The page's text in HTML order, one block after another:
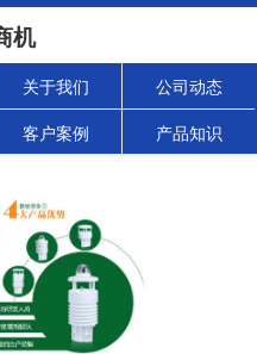
机
关于我们 公司动态
客户案例 产品知识